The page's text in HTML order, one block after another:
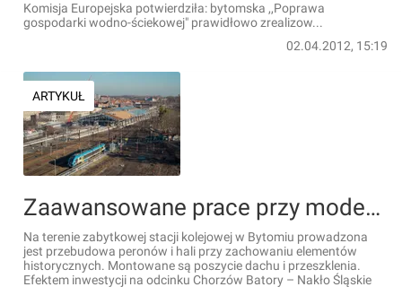
Komisja Europejska potwierdziła: bytomska ,,Poprawa
gospodarki wodno-ściekowej" prawidłowo zrealizow...
02.04.2012, 15:19
ARTYKUŁ
Zaawansowane prace przy modernizacji zabytkowej stacji kolejowej w Bytomiu [FILM]
Na terenie zabytkowej stacji kolejowej w Bytomiu prowadzona
jest przebudowa peronów i hali przy zachowaniu elementów
historycznych. Montowane są poszycie dachu i przeszklenia.
Efektem inwestycji na odcinku Chorzów Batory – Nakło Śląskie